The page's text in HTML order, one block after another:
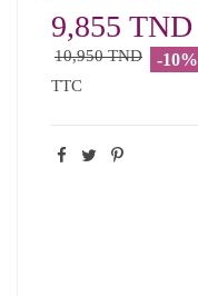
9,855 TND
10,950 TND -10%
TTC